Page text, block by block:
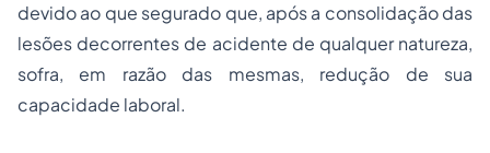
devido ao que segurado que, após a consolidação das
lesões decorrentes de acidente de qualquer natureza,
sofra, em razão das mesmas, redução de sua
capacidade laboral.